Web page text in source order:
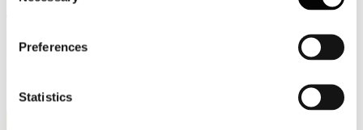
Preferences
Statistics
si snoda attraverso i secoli e giunge intatta fino a noi, nelle sale
espositive del Museo di Mele.
https://www.museocartamele.it/